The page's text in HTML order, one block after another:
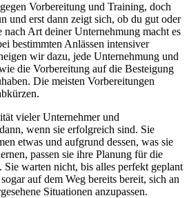
Vorbereitung und Training, doch
und erst dann zeigt sich, ob du gut oder
nach Art deiner Unternehmung macht es
bestimmten Anlässen intensiver
wir dazu, jede Unternehmung und
die Vorbereitung auf die Besteigung
Die meisten Vorbereitungen
vieler Unternehmer und
wenn sie erfolgreich sind. Sie
etwas und aufgrund dessen, was sie
passen sie ihre Planung für die
Sie warten nicht, bis alles perfekt geplant
auf dem Weg bereits bereit, sich an
Situationen anzupassen.